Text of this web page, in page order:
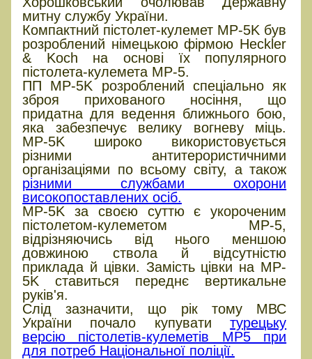
митну службу України.
Компактний пістолет-кулемет MP-5K був
розроблений німецькою фірмою Heckler
& Koch на основі їх популярного
пістолета-кулемета МР-5.
ПП MP-5K розроблений спеціально як
зброя прихованого носіння, що
придатна для ведення ближнього бою,
яка забезпечує велику вогневу міць.
MP-5K широко використовується
різними антитерористичними
організаціями по всьому світу, а також
різними службами охорони
високопоставлених осіб.
MP-5K за своєю суттю є укороченим
пістолетом-кулеметом MP-5,
відрізняючись від нього меншою
довжиною ствола й відсутністю
приклада й цівки. Замість цівки на MP-
5K ставиться переднє вертикальне
руків'я.
Слід зазначити, що рік тому МВС
України почало купуватитурецьку
версію пістолетів-кулеметів MP5 при
для потреб Національної поліції.